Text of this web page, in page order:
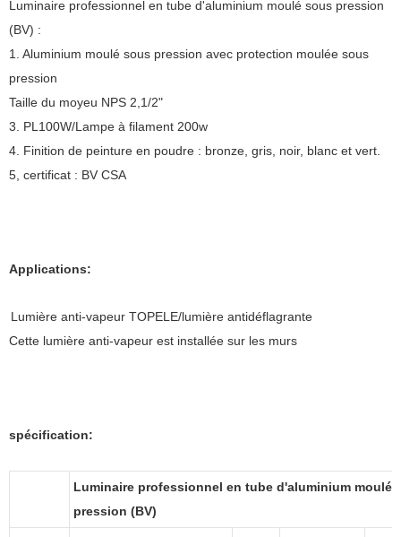
Luminaire professionnel en tube d'aluminium moulé sous pression
(BV) :
1. Aluminium moulé sous pression avec protection moulée sous
pression
Taille du moyeu NPS 2,1/2"
3. PL100W/Lampe à filament 200w
4. Finition de peinture en poudre : bronze, gris, noir, blanc et vert.
5, certificat : BV CSA
Applications:
Lumière anti-vapeur TOPELE/lumière antidéflagrante
Cette lumière anti-vapeur est installée sur les murs
spécification:
Luminaire professionnel en tube d'aluminium moulé
pression (BV)